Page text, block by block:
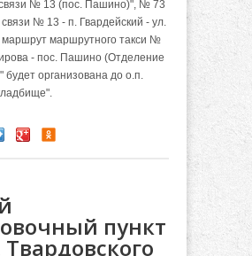
№ 13 (пос. Пашино)", № 73
№ 13 - п. Гвардейский - ул.
маршрут маршрутного такси №
- пос. Пашино (Отделение
организована до о.п.
пункт
Твардовского